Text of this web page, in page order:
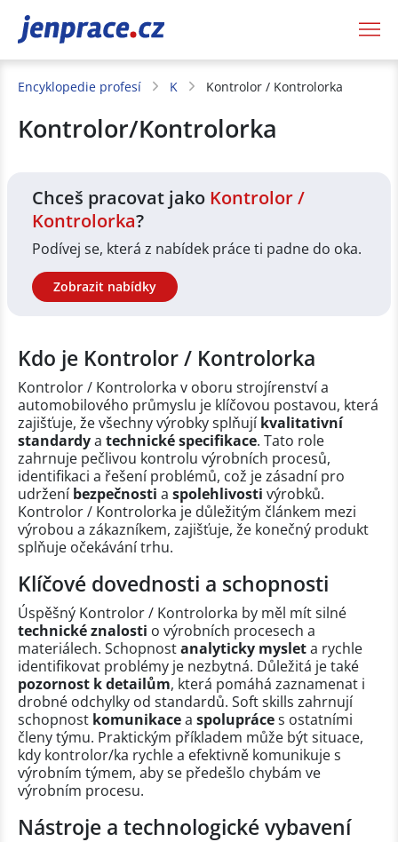
JenPráce.cz
Encyklopedie profesí K Kontrolor / Kontrolorka
Kontrolor/Kontrolorka
Chceš pracovat jako Kontrolor /
Kontrolorka?
Podívej se, která z nabídek práce ti padne do oka.
Zobrazit nabídky
Kdo je Kontrolor / Kontrolorka
Kontrolor / Kontrolorka v oboru strojírenství a
automobilového průmyslu je klíčovou postavou, která
zajišťuje, že všechny výrobky splňujíkvalitativní
standardya technické specifikace. Tato role
zahrnuje pečlivou kontrolu výrobních procesů,
identifikaci a řešení problémů, což je zásadní pro
udrženíbezpečnosti a spolehlivosti výrobků.
Kontrolor / Kontrolorka je důležitým článkem mezi
výrobou a zákazníkem, zajišťuje, že konečný produkt
splňuje očekávání trhu.
Klíčové dovednosti a schopnosti
Úspěšný Kontrolor / Kontrolorka by měl mít silné
technické znalosti o výrobních procesech a
materiálech. Schopnostanalyticky mysleta rychle
identifikovat problémy je nezbytná. Důležitá je také
pozornost k detailům, která pomáhá zaznamenat i
drobné odchylky od standardů. Soft skills zahrnují
schopnost komunikacea spolupráces ostatními
členy týmu. Praktickým příkladem může být situace,
kdy kontrolor/ka rychle a efektivně komunikuje s
výrobním týmem, aby se předešlo chybám ve
výrobním procesu.
Nástroje a technologické vybavení